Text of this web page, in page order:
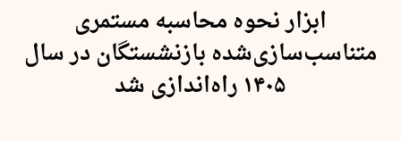
ابزار نحوه محاسبه مستمری
متناسب‌سازی‌شده بازنشستگان در سال
۱۴۰۵ راه‌اندازی شد